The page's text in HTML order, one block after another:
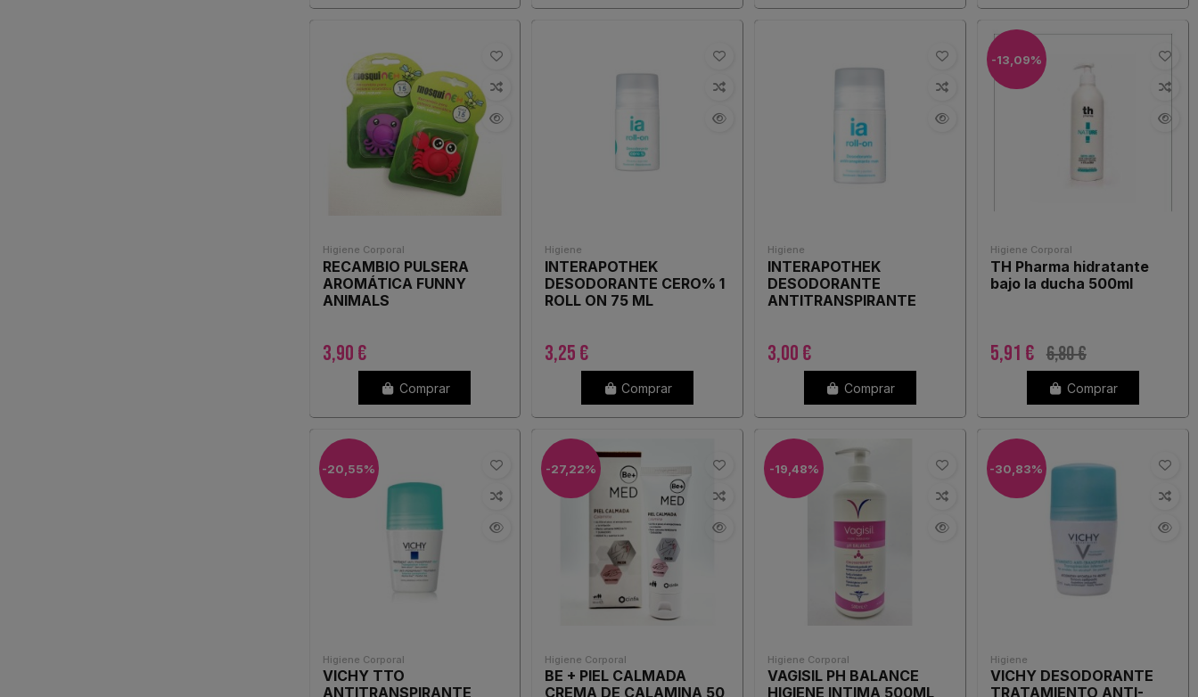
Higiene Corporal
RECAMBIO PULSERA
AROMÁTICA FUNNY
ANIMALS
3,90 €
Comprar
Higiene
INTERAPOTHEK
DESODORANTE CERO% 1
ROLL ON 75 ML
3,25 €
Comprar
Higiene
INTERAPOTHEK
DESODORANTE
ANTITRANSPIRANTE
3,00 €
Comprar
-13,09%
Higiene Corporal
TH Pharma hidratante
bajo la ducha 500ml
5,91 € 6,80 €
Comprar
-20,55%
Higiene Corporal
VICHY TTO
ANTITRANSPIRANTE
-27,22%
Higiene Corporal
BE + PIEL CALMADA
CREMA DE CALAMINA 50
-19,48%
Higiene Corporal
VAGISIL PH BALANCE
HIGIENE INTIMA 500ML
-30,83%
Higiene
VICHY DESODORANTE
TRATAMIENTO ANTI-